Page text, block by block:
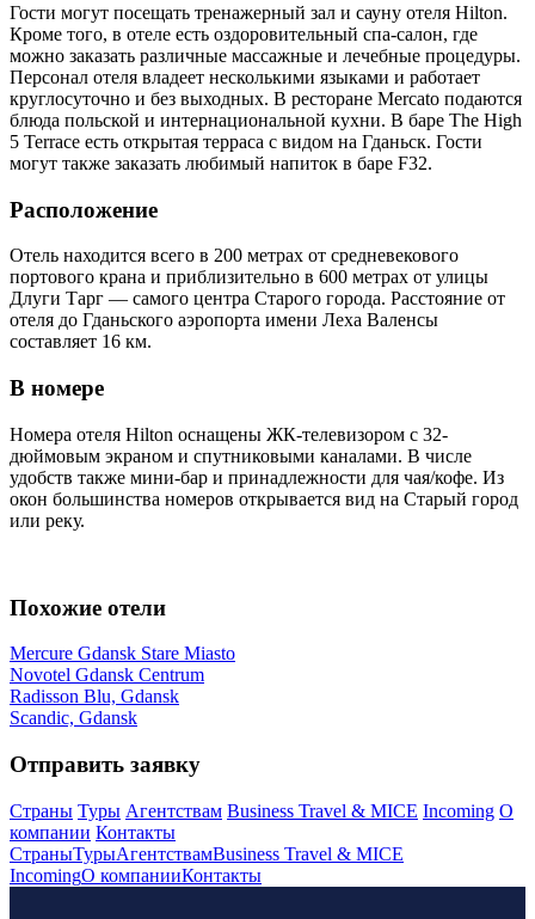
Гости могут посещать тренажерный зал и сауну отеля Hilton.
Кроме того, в отеле есть оздоровительный спа-салон, где
можно заказать различные массажные и лечебные процедуры.
Персонал отеля владеет несколькими языками и работает
круглосуточно и без выходных. В ресторане Mercato подаются
блюда польской и интернациональной кухни. В баре The High
5 Terrace есть открытая терраса с видом на Гданьск. Гости
могут также заказать любимый напиток в баре F32.
Расположение
Отель находится всего в 200 метрах от средневекового
портового крана и приблизительно в 600 метрах от улицы
Длуги Тарг — самого центра Старого города. Расстояние от
отеля до Гданьского аэропорта имени Леха Валенсы
составляет 16 км.
В номере
Номера отеля Hilton оснащены ЖК-телевизором с 32-
дюймовым экраном и спутниковыми каналами. В числе
удобств также мини-бар и принадлежности для чая/кофе. Из
окон большинства номеров открывается вид на Старый город
или реку.
Похожие отели
Mercure Gdansk Stare Miasto
Novotel Gdansk Centrum
Radisson Blu, Gdansk
Scandic, Gdansk
Отправить заявку
Страны Туры Агентствам Business Travel & MICE Incoming О
компании Контакты
СтраныТурыАгентствамBusiness Travel & MICE
IncomingО компанииКонтакты